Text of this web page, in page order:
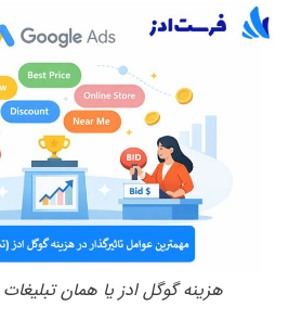
هزینه گوگل ادز یا همان